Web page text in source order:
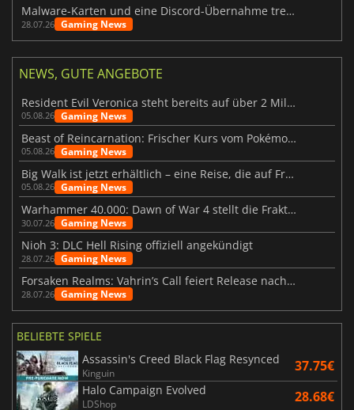
Malware-Karten und eine Discord-Übernahme treffen Meccha Chameleon
28.07.26 Gaming News
NEWS, GUTE ANGEBOTE
Resident Evil Veronica steht bereits auf über 2 Millionen Wunschlisten
05.08.26 Gaming News
Beast of Reincarnation: Frischer Kurs vom Pokémon-Studio
05.08.26 Gaming News
Big Walk ist jetzt erhältlich – eine Reise, die auf Freundschaft basiert
05.08.26 Gaming News
Warhammer 40.000: Dawn of War 4 stellt die Fraktion der Necrons vor
30.07.26 Gaming News
Nioh 3: DLC Hell Rising offiziell angekündigt
28.07.26 Gaming News
Forsaken Realms: Vahrin’s Call feiert Release nach 10 Jahren
28.07.26 Gaming News
BELIEBTE SPIELE
Assassin's Creed Black Flag Resynced
Kinguin 37.75€
Halo Campaign Evolved
LDShop 28.68€